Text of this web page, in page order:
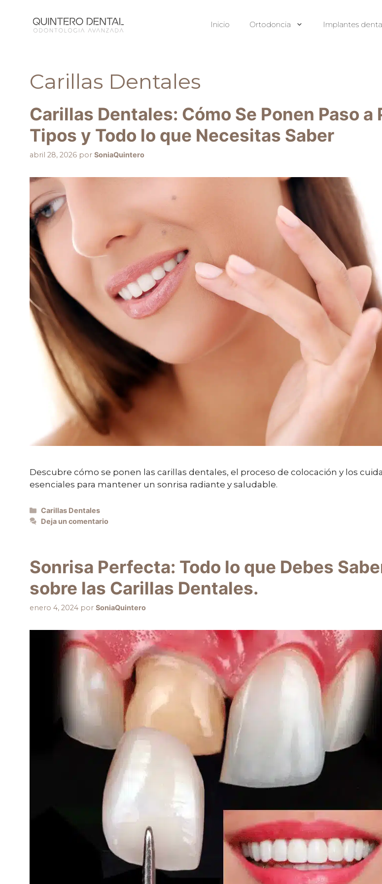
Inicio Ortodoncia Implantes
Carillas Dentales
Carillas Dentales: Cómo Se Ponen Paso a
Tipos y Todo lo que Necesitas Saber
abril 28, 2026 por SoniaQuintero
Descubre cómo se ponen las carillas dentales, el proceso de colocación y los
esenciales para mantener un sonrisa radiante y saludable.
Carillas Dentales
Deja un comentario
Sonrisa Perfecta: Todo lo que Debes
sobre las Carillas Dentales.
enero 4, 2024 por SoniaQuintero